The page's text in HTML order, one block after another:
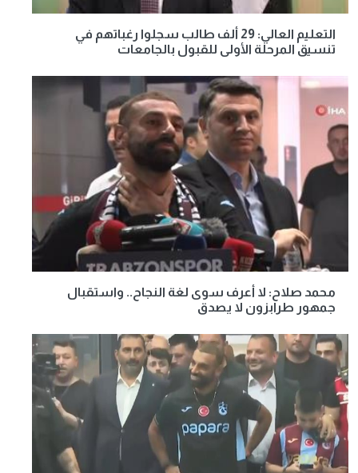
التعليم العالي: 29 ألف طالب سجلوا رغباتهم في
تنسيق المرحلة الأولى للقبول بالجامعات
محمد صلاح: لا أعرف سوى لغة النجاح.. واستقبال
جمهور طرابزون لا يصدق